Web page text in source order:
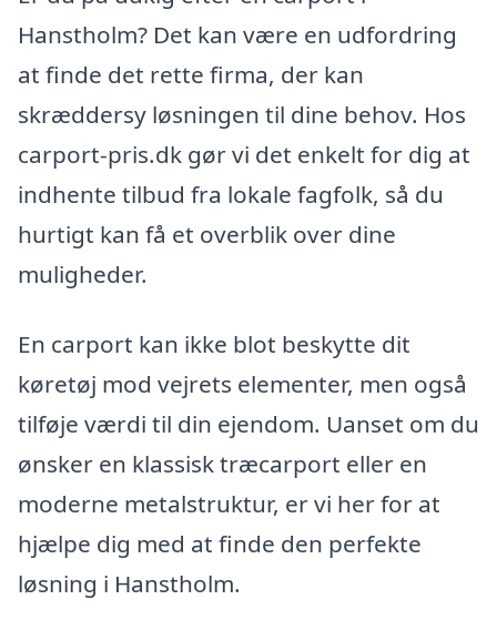
Hanstholm? Det kan være en udfordring
at finde det rette firma, der kan
skræddersy løsningen til dine behov. Hos
carport-pris.dk gør vi det enkelt for dig at
indhente tilbud fra lokale fagfolk, så du
hurtigt kan få et overblik over dine
muligheder.
En carport kan ikke blot beskytte dit
køretøj mod vejrets elementer, men også
tilføje værdi til din ejendom. Uanset om du
ønsker en klassisk træcarport eller en
moderne metalstruktur, er vi her for at
hjælpe dig med at finde den perfekte
løsning i Hanstholm.